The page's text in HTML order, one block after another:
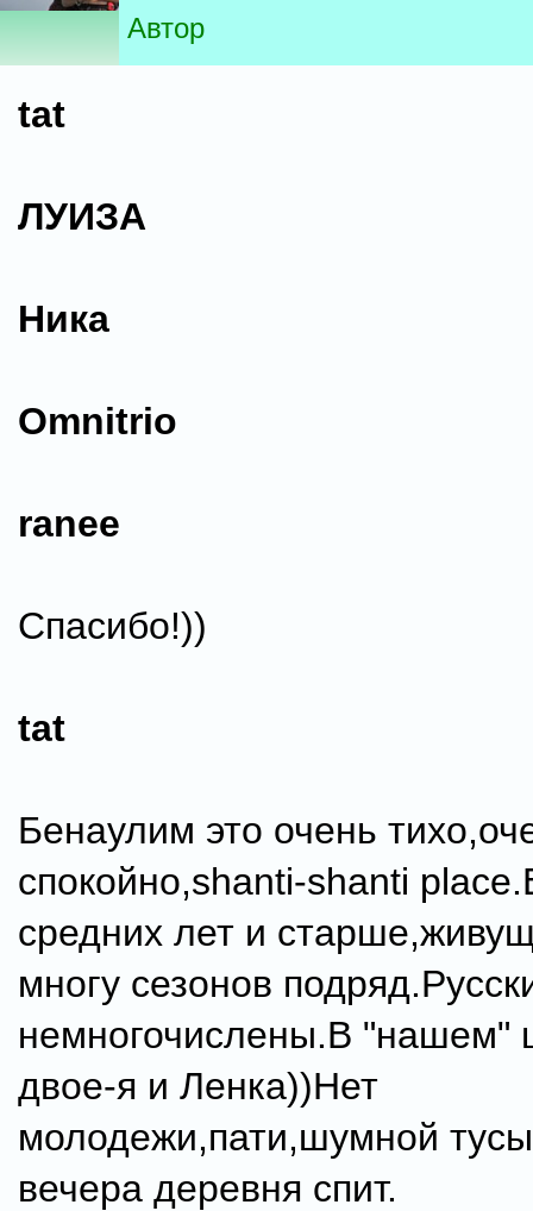
Автор
tat
ЛУИЗА
Ника
Omnitrio
ranee
Спасибо!))
tat
Бенаулим это очень
спокойно,shanti-shanti
средних лет и
многу сезонов
немногочислены.В "нашем"
двое-я и Ленка))Нет
молодежи,пати,шумной
вечера деревня спит.